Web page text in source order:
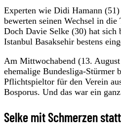
Experten wie Didi Hamann
bewerten seinen Wechsel in
Doch Davie Selke (30) hat sich
Istanbul Basaksehir bestens
Am Mittwochabend (13.
ehemalige Bundesliga-Stürmer
Pflichtspieltor für den Verein
Bosporus. Und das war ein
Selke mit Schmerzen